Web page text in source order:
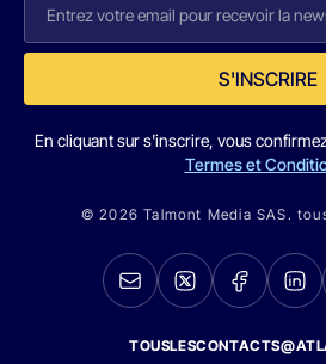
S'INSCRIRE
En cliquant sur s'inscrire, vous
Termes et
© 2026 Talmont Media SAS.